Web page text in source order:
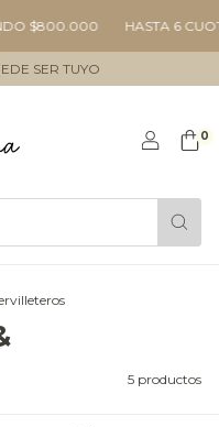
$800.000 HASTA 6
SER TUYO
0
5 productos